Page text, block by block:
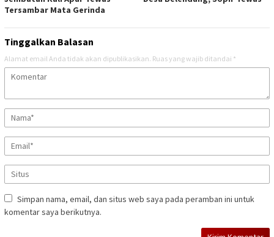
Tersambar Mata Gerinda
Tinggalkan Balasan
Alamat email Anda tidak akan dipublikasikan. Ruas yang wajib ditandai *
Simpan nama, email, dan situs web saya pada peramban ini untuk
komentar saya berikutnya.